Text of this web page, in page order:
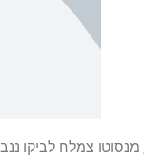
צמלח לביקו